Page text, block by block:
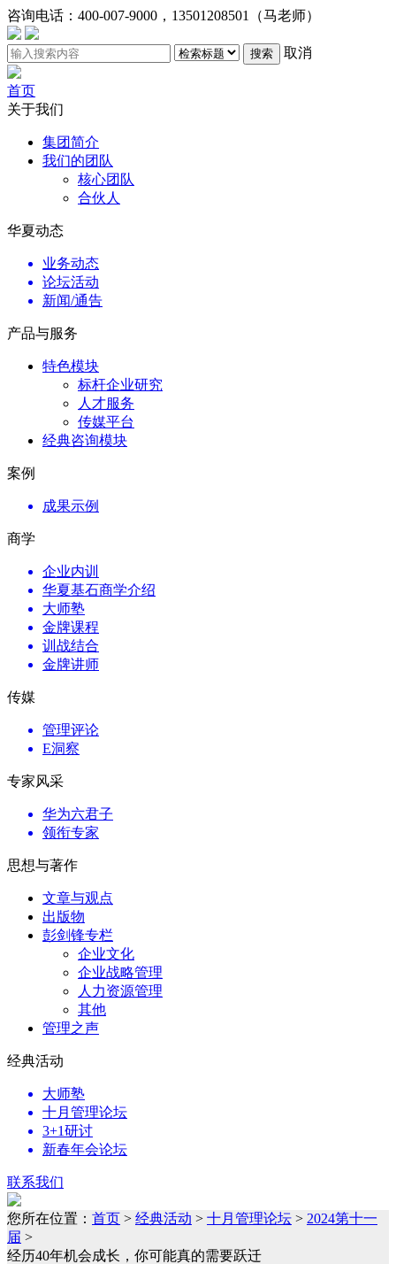
咨询电话： 400-007-9000，13501208501（马老师）
搜索 取消
首页
关于我们
集团简介
我们的团队
核心团队
合伙人
华夏动态
业务动态
论坛活动
新闻/通告
产品与服务
特色模块
标杆企业研究
人才服务
传媒平台
经典咨询模块
案例
成果示例
商学
企业内训
华夏基石商学介绍
大师塾
金牌课程
训战结合
金牌讲师
传媒
管理评论
E洞察
专家风采
华为六君子
领衔专家
思想与著作
文章与观点
出版物
彭剑锋专栏
企业文化
企业战略管理
人力资源管理
其他
管理之声
经典活动
大师塾
十月管理论坛
3+1研讨
新春年会论坛
联系我们
您所在位置： 首页 > 经典活动 > 十月管理论坛 > 2024第十一
届 >
经历40年机会成长，你可能真的需要跃迁